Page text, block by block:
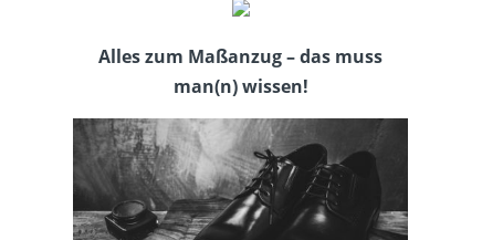
Alles zum Maßanzug – das muss
man(n) wissen!